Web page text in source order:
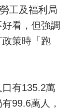
工及福利局
看，但強調
策時「跑
有135.2萬
99.6萬人，